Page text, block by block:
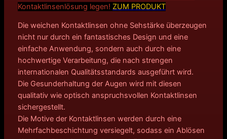
Kontaktlinsenlösung legen! ZUM PRODUKT
Die weichen Kontaktlinsen ohne Sehstärke überzeugen
nicht nur durch ein fantastisches Design und eine
einfache Anwendung, sondern auch durch eine
hochwertige Verarbeitung, die nach strengen
internationalen Qualitätsstandards ausgeführt wird.
Die Gesunderhaltung der Augen wird mit diesen
qualitativ wie optisch anspruchsvollen Kontaktlinsen
sichergestellt.
Die Motive der Kontaktlinsen werden durch eine
Mehrfachbeschichtung versiegelt, sodass ein Ablösen